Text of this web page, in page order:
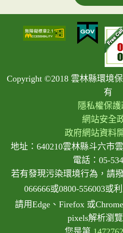
Copyright ©2018 雲林縣環境
有
隱私權保
網站安全
政府網站資料
地址：640210雲林縣斗六市
電話：05-
若有發現污染環境行為，請
066666或0800-556003或
請用Edge、Firefox 或
pixels解析瀏